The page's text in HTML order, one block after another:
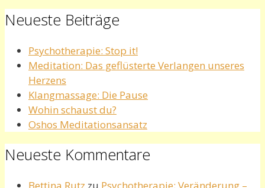
Neueste Beiträge
Psychotherapie: Stop it!
Meditation: Das geflüsterte Verlangen unseres
Herzens
Klangmassage: Die Pause
Wohin schaust du?
Oshos Meditationsansatz
Neueste Kommentare